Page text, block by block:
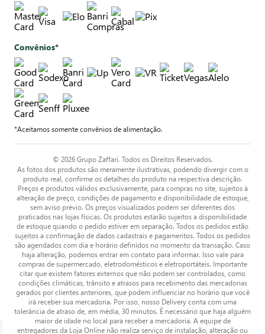
Convênios*
*Aceitamos somente convênios de alimentação.
© 2026 Grupo Zaffari. Todos os Direitos Reservados.
As fotos dos produtos são meramente ilustrativas, podendo divergir com o
produto real, confirme os detalhes do produto na respectiva descrição.
Preços e produtos válidos exclusivamente, para compras no site, sujeitos à
alteração de preço, condições de pagamento e disponibilidade de estoque,
sem aviso prévio. Os preços visualizados podem ser diferentes dos
praticados nas lojas físicas. Os produtos estarão sujeitos a disponibilidade
de estoque quando o pedido estiver em separação. Todos os pedidos estão
sujeitos a confirmação de dados cadastrais e pagamentos. Todos os pedidos
são agendados com dia e horário definidos no momento da transação. Caso
haja alteração, podemos entrar em contato para informar. Isso vale para
compras de supermercado, eletrodomésticos e eletroportáteis. Importante
citar que existem fatores externos que não podem ser controlados, como
condições climáticas, trânsito e atrasos para recebimento das mercadorias
gerados por clientes anteriores, que podem influenciar no horário que você
irá receber sua mercadoria. Por isso, nosso Delivery conta com uma
tolerância de atraso de, em média, 30 minutos. É necessário que haja alguém
maior de idade no local para receber a mercadoria. A equipe de
entregadores da Loja Online não realiza serviço de instalação, alteração ou